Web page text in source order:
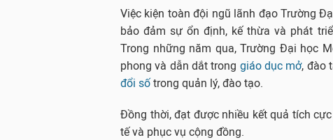
Việc kiện toàn đội ngũ lãnh đạo Trường
bảo đảm sự ổn định, kế thừa và phát
Trong những năm qua, Trường Đại học
phong và dẫn dắt trong giáo dục mở, đào
đổi số trong quản lý, đào tạo.
Đồng thời, đạt được nhiều kết quả tích
tế và phục vụ cộng đồng.